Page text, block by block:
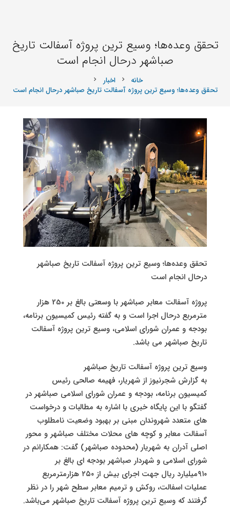
تحقق وعده‌ها؛ وسیع ترین پروژه آسفالت تاریخ
صباشهر درحال انجام است
خانه chevron_right اخبار chevron_right
تحقق وعده‌ها؛ وسیع ترین پروژه آسفالت تاریخ صباشهر درحال انجام است
تحقق وعده‌ها؛ وسیع ترین پروژه آسفالت تاریخ صباشهر
درحال انجام است
پروژه آسفالت معابر صباشهر با وسعتی بالغ بر 250 هزار
مترمربع درحال اجرا است و به گفته رئیس کمیسیون برنامه،
بودجه و عمران شورای اسلامی، وسیع ترین پروژه آسفالت
تاریخ صباشهر می باشد.
وسیع ترین پروژه آسفالت تاریخ صباشهر
به گزارش شجرنیوز از شهریار، فهیمه صالحی رئیس
کمیسیون برنامه، بودجه و عمران شورای اسلامی صباشهر در
گفتگو با این پایگاه خبری با اشاره به مطالبات و درخواست
های متعدد شهروندان مبنی بر بهبود وضعیت نامطلوب
آسفالت معابر و کوچه های محلات مختلف صباشهر و محور
اصلی آدران به شهریار (محدوده صباشهر) گفت: همکارانم در
شورای اسلامی و شهردار صباشهر بودجه ای بالغ بر
۹۱۰میلیارد ریال جهت اجرای بیش از ۲۵۰ هزارمترمربع
عملیات اسفالت، روکش و ترمیم معابر سطح شهر را در نظر
گرفتند که وسیع ترین پروژه آسفالت تاریخ صباشهر می‌باشد.